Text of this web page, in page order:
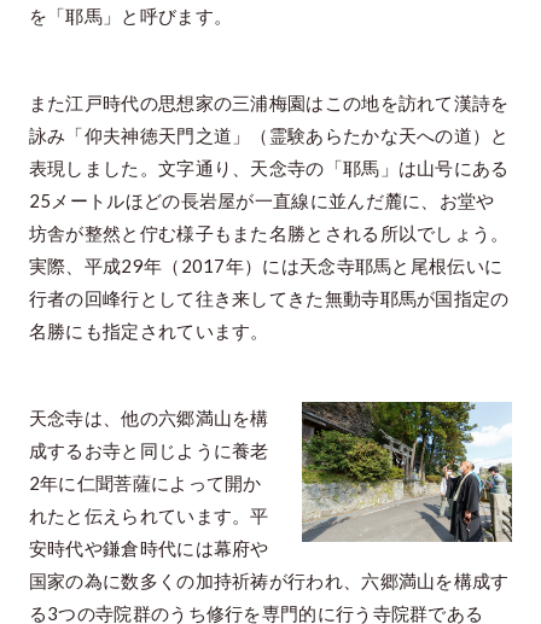
を「耶馬」と呼びます。
また江戸時代の思想家の三浦梅園はこの地を訪れて漢詩を
詠み「仰夫神徳天門之道」（霊験あらたかな天への道）と
表現しました。文字通り、天念寺の「耶馬」は山号にある
25メートルほどの長岩屋が一直線に並んだ麓に、お堂や
坊舎が整然と佇む様子もまた名勝とされる所以でしょう。
実際、平成29年（2017年）には天念寺耶馬と尾根伝いに
行者の回峰行として往き来してきた無動寺耶馬が国指定の
名勝にも指定されています。
天念寺は、他の六郷満山を構
成するお寺と同じように養老
2年に仁聞菩薩によって開か
れたと伝えられています。平
安時代や鎌倉時代には幕府や
国家の為に数多くの加持祈祷が行われ、六郷満山を構成す
る3つの寺院群のうち修行を専門的に行う寺院群である